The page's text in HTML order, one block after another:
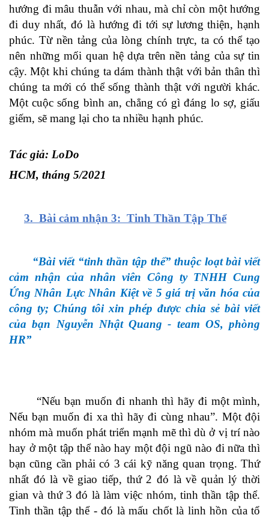
hướng đi mâu thuẫn với nhau, mà chỉ còn một hướng
đi duy nhất, đó là hướng đi tới sự lương thiện, hạnh
phúc. Từ nền tảng của lòng chính trực, ta có thể tạo
nên những mối quan hệ dựa trên nền tảng của sự tin
cậy. Một khi chúng ta dám thành thật với bản thân thì
chúng ta mới có thể sống thành thật với người khác.
Một cuộc sống bình an, chẳng có gì đáng lo sợ, giấu
giếm, sẽ mang lại cho ta nhiều hạnh phúc.
Tác giả: LoDo
HCM, tháng 5/2021
3. Bài cảm nhận 3: Tinh Thần Tập Thể
“Bài viết “tinh thần tập thể” thuộc loạt bài viết
cảm nhận của nhân viên Công ty TNHH Cung
Ứng Nhân Lực Nhân Kiệt về 5 giá trị văn hóa của
công ty; Chúng tôi xin phép được chia sẻ bài viết
của bạn Nguyễn Nhật Quang - team OS, phòng
HR”
“Nếu bạn muốn đi nhanh thì hãy đi một mình,
Nếu bạn muốn đi xa thì hãy đi cùng nhau”. Một đội
nhóm mà muốn phát triển mạnh mẽ thì dù ở vị trí nào
hay ở một tập thể nào hay một đội ngũ nào đi nữa thì
bạn cũng cần phải có 3 cái kỹ năng quan trọng. Thứ
nhất đó là về giao tiếp, thứ 2 đó là về quản lý thời
gian và thứ 3 đó là làm việc nhóm, tinh thần tập thể.
Tinh thần tập thể - đó là mấu chốt là linh hồn của tổ